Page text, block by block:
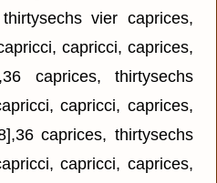
vier caprices,
capricci, caprices,
caprices, thirtysechs
capricci, caprices,
caprices, thirtysechs
capricci, caprices,